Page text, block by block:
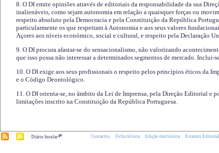
8. O DI emite opiniões através de editoriais da responsabilidade da sua
inalienáveis, como sejam autonomia em relação a quaisquer forças ou
respeito absoluto pela Democracia e pela Constituição da República
particularmente os que respeitam à Autonomia e aos seus valores
Açores aos níveis económico, social e cultural, e respeito pela Declaração
9. O DI procura afastar-se do sensacionalismo, não valorizando
que isso possa não interessar a determinados segmentos de mercado.
10. O DI exige aos seus profissionais o respeito pelos princípios éticos da
e o Código Deontológico.
11. O DI orienta-se, no âmbito da Lei de Imprensa, pela Direção Editorial e
limitações inscrito na Constituição da República Portuguesa.
Diário Insular.pt Contactos Ficha técnica Edição electrónica Estatuto Editorial